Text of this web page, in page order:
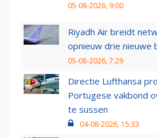
05-08-2026, 9:00
Riyadh Air breidt
opnieuw drie nieuwe
05-08-2026, 7:29
Directie Lufthansa
Portugese vakbond
te sussen
04-08-2026, 15:33